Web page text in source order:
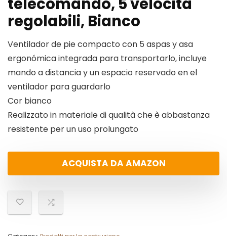
telecomando, 5 velocità
regolabili, Bianco
Ventilador de pie compacto con 5 aspas y asa
ergonómica integrada para transportarlo, incluye
mando a distancia y un espacio reservado en el
ventilador para guardarlo
Cor bianco
Realizzato in materiale di qualità che è abbastanza
resistente per un uso prolungato
ACQUISTA DA AMAZON